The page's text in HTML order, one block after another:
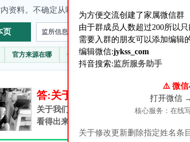
资料。不确定从哪篇开始时，可以让 AI 先按本站
页
官方来源在哪 信息不准咋办
答:关于我们是做什么的
关于我们是做什么的？很多朋友添加我们
看得出来.我们是给在押人员、服刑人员、
为方便交流创建了家属微信群
由于群成员人数超过200所以只
需要入群的朋友可以添加编辑
编辑微信:jykss_com
抖音搜索:监所服务助手
⚠️ 微信
打开微信
核心服务：在线
关于修改更新删除指定姓名条